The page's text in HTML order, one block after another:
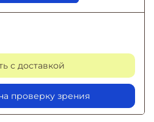
с доставкой
проверку зрения